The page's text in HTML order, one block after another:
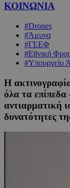
ΚΟΙΝΩΝΙΑ
#Drones
#Άμυνα
#ΓΕΕΦ
#Εθνική
#Υπουργείο
Η
όλα τα
αντιαρματική
δυνατότητες